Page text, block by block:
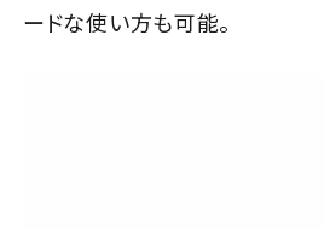
ードな使い方も可能。